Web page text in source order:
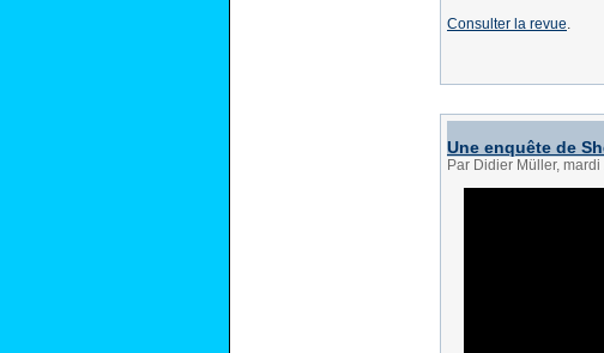
Consulter la revue.
Une enquête de
Par Didier Müller,